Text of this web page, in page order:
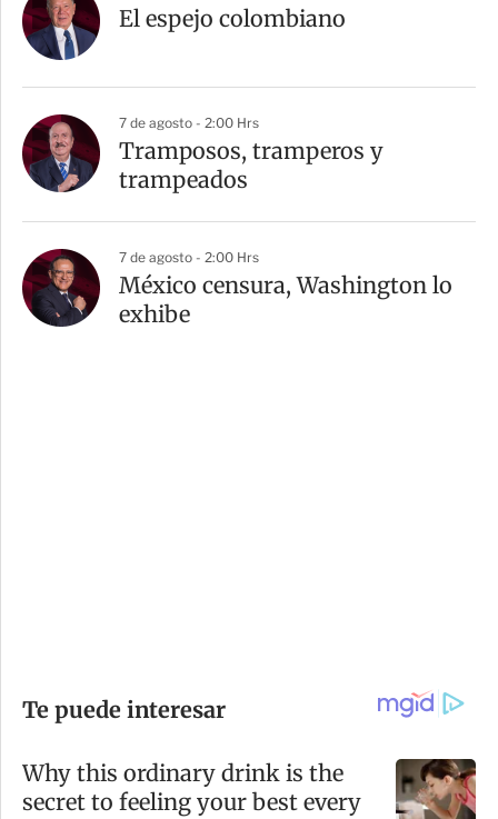
El espejo colombiano
7 de agosto - 2:00 Hrs
Tramposos, tramperos y
trampeados
7 de agosto - 2:00 Hrs
México censura, Washington lo
exhibe